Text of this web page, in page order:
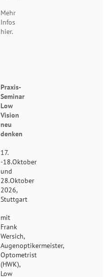
Mehr
Infos
hier.
Praxis-
Seminar
Low
Vision
neu
denken
17.
-18.Oktober
und
28.Oktober
2026,
Stuttgart
mit
Frank
Wersich,
Augenoptikermeister,
Optometrist
(HWK),
Low